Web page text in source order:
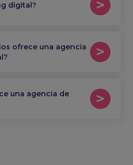
digital?
ofrece una agencia
una agencia de